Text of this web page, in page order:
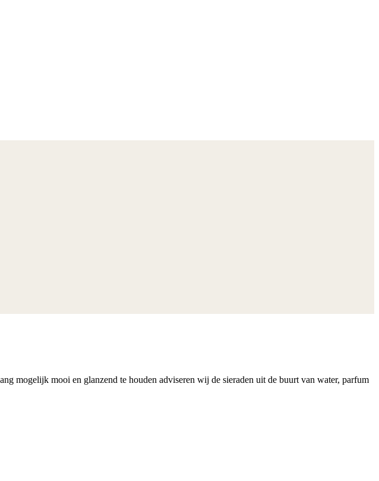
mogelijk mooi en glanzend te houden adviseren wij de sieraden uit de buurt van water, parfum